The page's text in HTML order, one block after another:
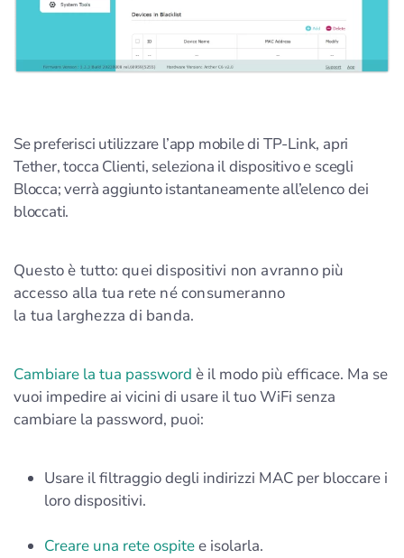
Se preferisci utilizzare l’app mobile di TP-Link, apri
Tether, tocca Clienti, seleziona il dispositivo e scegli
Blocca; verrà aggiunto istantaneamente all’elenco dei
bloccati.
Questo è tutto: quei dispositivi non avranno più
accesso alla tua rete né consumeranno
la tua larghezza di banda.
Cambiare la tua password è il modo più efficace. Ma se
vuoi impedire ai vicini di usare il tuo WiFi senza
cambiare la password, puoi:
Usare il filtraggio degli indirizzi MAC per bloccare i
loro dispositivi.
Creare una rete ospitee isolarla.